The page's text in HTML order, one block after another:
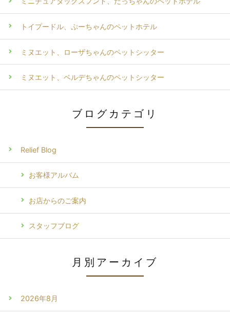
トイプードル、ぷーちゃんのペットホテル
ミヌエット、ローザちゃんのペットシッター
ミヌエット、ベルデちゃんのペットシッター
ブログカテゴリ
Relief Blog
お客様アルバム
お店からのご案内
スタッフブログ
月別アーカイブ
2026年8月